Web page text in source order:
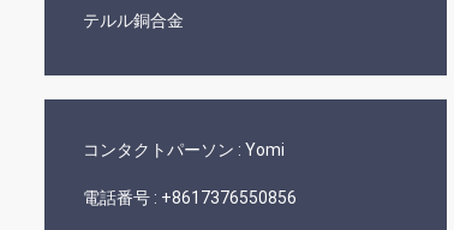
テルル銅合金
コンタクトパーソン : Yomi
電話番号 : +8617376550856